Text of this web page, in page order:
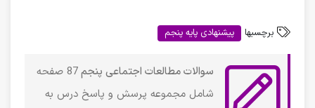
برچسبها پیشنهادی پایه پنجم
سوالات مطالعات اجتماعی پنجم
87 صفحه
شامل مجموعه پرسش و پاسخ درس به